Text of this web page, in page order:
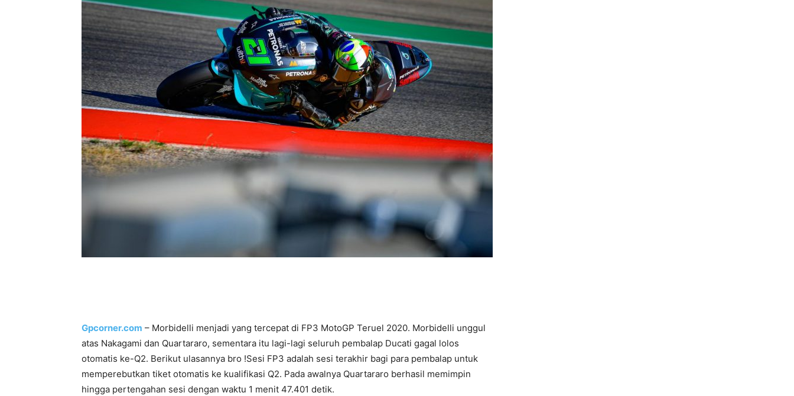
Gpcorner.com – Morbidelli menjadi yang tercepat di FP3 MotoGP Teruel 2020. Morbidelli unggul
atas Nakagami dan Quartararo, sementara itu lagi-lagi seluruh pembalap Ducati gagal lolos
otomatis ke-Q2. Berikut ulasannya bro !Sesi FP3 adalah sesi terakhir bagi para pembalap untuk
memperebutkan tiket otomatis ke kualifikasi Q2. Pada awalnya Quartararo berhasil memimpin
hingga pertengahan sesi dengan waktu 1 menit 47.401 detik.